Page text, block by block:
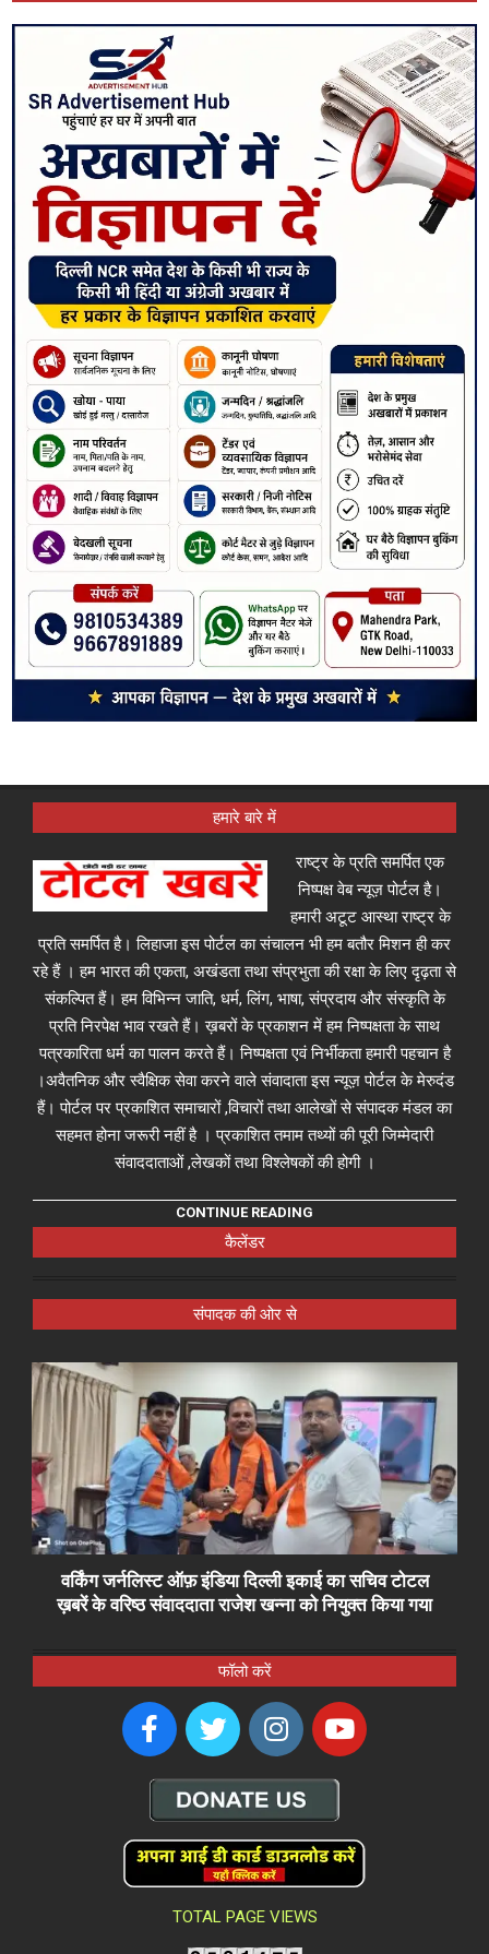
हमारे बारे में
राष्ट्र के प्रति समर्पित एक
निष्पक्ष वेब न्यूज़ पोर्टल है।
हमारी अटूट आस्था राष्ट्र के
प्रति समर्पित है। लिहाजा इस पोर्टल का संचालन भी हम बतौर मिशन ही कर
रहे हैं । हम भारत की एकता, अखंडता तथा संप्रभुता की रक्षा के लिए दृढ़ता से
संकल्पित हैं। हम विभिन्न जाति, धर्म, लिंग, भाषा, संप्रदाय और संस्कृति के
प्रति निरपेक्ष भाव रखते हैं। ख़बरों के प्रकाशन में हम निष्पक्षता के साथ
पत्रकारिता धर्म का पालन करते हैं। निष्पक्षता एवं निर्भीकता हमारी पहचान है
।अवैतनिक और स्वैक्षिक सेवा करने वाले संवादाता इस न्यूज़ पोर्टल के मेरुदंड
हैं। पोर्टल पर प्रकाशित समाचारों ,विचारों तथा आलेखों से संपादक मंडल का
सहमत होना जरूरी नहीं है । प्रकाशित तमाम तथ्यों की पूरी जिम्मेदारी
संवाददाताओं ,लेखकों तथा विश्लेषकों की होगी ।
CONTINUE READING
कैलेंडर
संपादक की ओर से
वर्किंग जर्नलिस्ट ऑफ़ इंडिया दिल्ली इकाई का सचिव टोटल
ख़बरें के वरिष्ठ संवाददाता राजेश खन्ना को नियुक्त किया गया
फॉलो करें
TOTAL PAGE VIEWS